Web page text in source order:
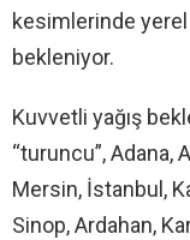
kesimlerinde
bekleniyor.
Kuvvetli yağış
“turuncu”, Adana,
Mersin, İstanbul,
Sinop, Ardahan,